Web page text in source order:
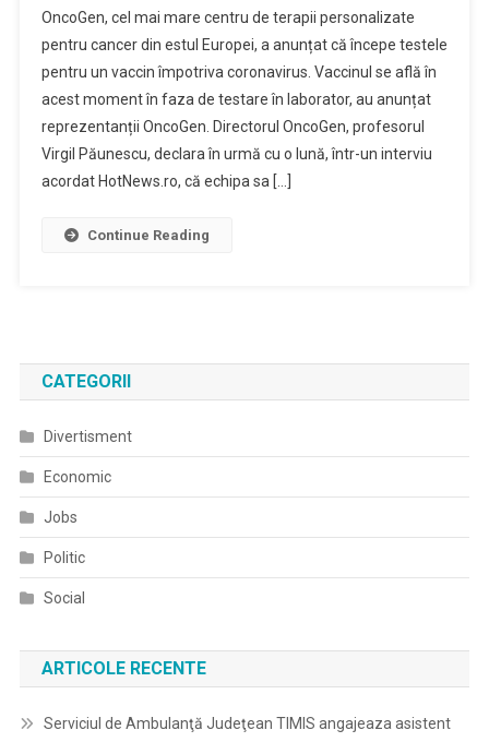
OncoGen, cel mai mare centru de terapii personalizate
pentru cancer din estul Europei, a anunțat că începe testele
pentru un vaccin împotriva coronavirus. Vaccinul se află în
acest moment în faza de testare în laborator, au anunțat
reprezentanții OncoGen. Directorul OncoGen, profesorul
Virgil Păunescu, declara în urmă cu o lună, într-un interviu
acordat HotNews.ro, că echipa sa […]
Continue Reading
CATEGORII
Divertisment
Economic
Jobs
Politic
Social
ARTICOLE RECENTE
Serviciul de Ambulanţă Judeţean TIMIS angajeaza asistent